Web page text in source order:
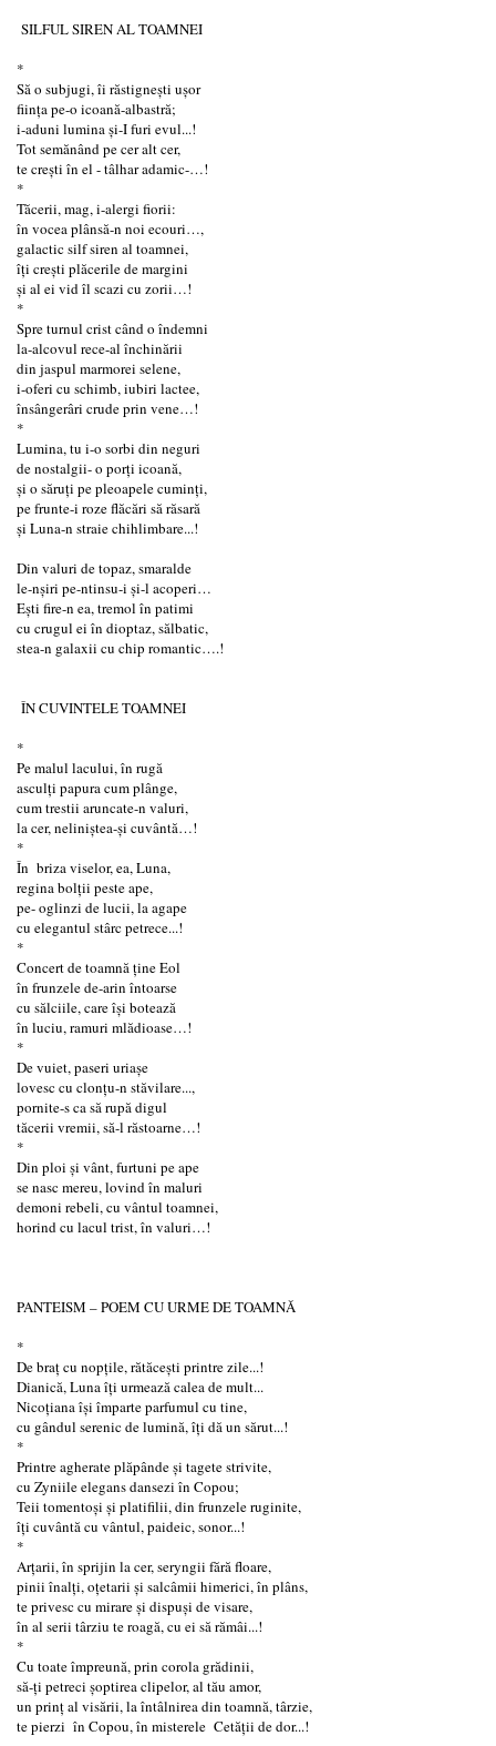
SILFUL SIREN AL TOAMNEI
*
Să o subjugi, îi răstigneşti ușor
fiinţa pe-o icoană-albastră;
i-aduni lumina şi-I furi evul...!
Tot semănând pe cer alt cer,
te creşti în el - tâlhar adamic-…!
*
Tăcerii, mag, i-alergi fiorii:
în vocea plânsă-n noi ecouri…,
galactic silf siren al toamnei,
îți creşti plăcerile de margini
și al ei vid îl scazi cu zorii…!
*
Spre turnul crist când o îndemni
la-alcovul rece-al închinării
din jaspul marmorei selene,
i-oferi cu schimb, iubiri lactee,
însângerâri crude prin vene…!
*
Lumina, tu i-o sorbi din neguri
de nostalgii- o porți icoană,
și o săruți pe pleoapele cuminți,
pe frunte-i roze flăcări să răsară
şi Luna-n straie chihlimbare...!
Din valuri de topaz, smaralde
le-nşiri pe-ntinsu-i și-l acoperi…
Eşti fire-n ea, tremol în patimi
cu crugul ei în dioptaz, sălbatic,
stea-n galaxii cu chip romantic….!
ÎN CUVINTELE TOAMNEI
*
Pe malul lacului, în rugă
asculți papura cum plânge,
cum trestii aruncate-n valuri,
la cer, neliniștea-și cuvântă…!
*
În briza viselor, ea, Luna,
regina bolții peste ape,
pe- oglinzi de lucii, la agape
cu elegantul stârc petrece...!
*
Concert de toamnă ţine Eol
în frunzele de-arin întoarse
cu sălciile, care îşi botează
în luciu, ramuri mlădioase…!
*
De vuiet, paseri uriaşe
lovesc cu clonţu-n stăvilare...,
pornite-s ca să rupă digul
tăcerii vremii, să-l răstoarne…!
*
Din ploi şi vânt, furtuni pe ape
se nasc mereu, lovind în maluri
demoni rebeli, cu vântul toamnei,
horind cu lacul trist, în valuri…!
PANTEISM – POEM CU URME DE TOAMNĂ
*
De braţ cu nopţile, rătăceşti printre zile...!
Dianică, Luna îţi urmează calea de mult...
Nicoţiana îşi împarte parfumul cu tine,
cu gândul serenic de lumină, îți dă un sărut...!
*
Printre agherate plăpânde şi tagete strivite,
cu Zyniile elegans dansezi în Copou;
Teii tomentoşi și platifilii, din frunzele ruginite,
îţi cuvântă cu vântul, paideic, sonor...!
*
Arţarii, în sprijin la cer, seryngii fără floare,
pinii înalţi, oțetarii și salcâmii himerici, în plâns,
te privesc cu mirare şi dispuşi de visare,
în al serii târziu te roagă, cu ei să rămâi...!
*
Cu toate împreună, prin corola grădinii,
să-ți petreci şoptirea clipelor, al tău amor,
un prinţ al visării, la întâlnirea din toamnă, târzie,
te pierzi în Copou, în misterele Cetăţii de dor...!